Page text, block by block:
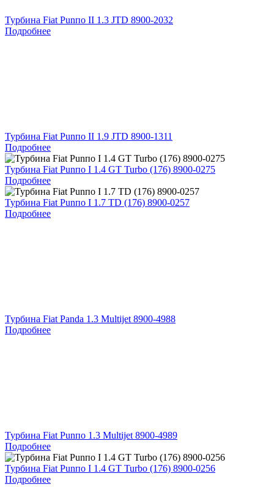
Турбина Fiat Punпо II 1.3 JTD 8900-2032
Подробнее
Турбина Fiat Punпо II 1.9 JTD 8900-1311
Подробнее
Турбина Fiat Punпо I 1.4 GT Turbo (176) 8900-0275
Подробнее
Турбина Fiat Punпо I 1.7 TD (176) 8900-0257
Подробнее
Турбина Fiat Panda 1.3 Multijet 8900-4988
Подробнее
Турбина Fiat Punпо 1.3 Multijet 8900-4989
Подробнее
Турбина Fiat Punпо I 1.4 GT Turbo (176) 8900-0256
Подробнее